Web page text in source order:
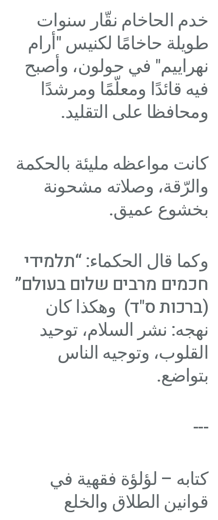
خدم الحاخام نقّار سنوات
طويلة حاخامًا لكنيس "أرام
نهراييم" في حولون، وأصبح
فيه قائدًا ومعلّمًا ومرشدًا
ومحافظا على التقليد.
كانت مواعظه مليئة بالحكمة
والرّقة، وصلاته مشحونة
بخشوع عميق.
وكما قال الحكماء: “תלמידי
חכמים מרבים שלום בעולם”
(ברכות ס"ד) وهكذا كان
نهجه: نشر السلام، توحيد
القلوب، وتوجيه الناس
بتواضع.
---
كتابه – لؤلؤة فقهية في
قوانين الطلاق والخلع